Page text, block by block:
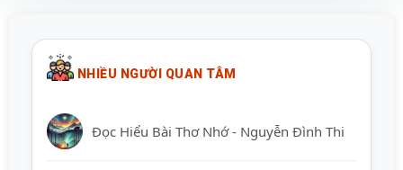
NHIỀU NGƯỜI QUAN TÂM
Đọc Hiểu Bài Thơ Nhớ - Nguyễn Đình Thi